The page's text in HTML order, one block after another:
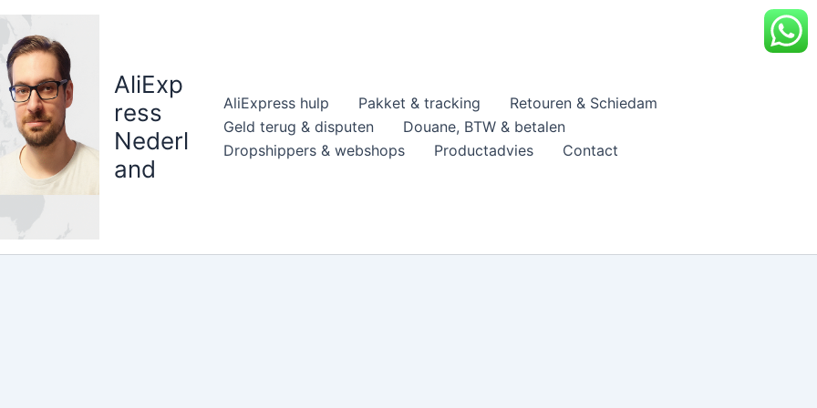
AliExp
ress
Nederl
and
AliExpress hulp Pakket & tracking
Retouren & Schiedam
Geld terug & disputen
Douane, BTW & betalen
Dropshippers & webshops
Productadvies Contact